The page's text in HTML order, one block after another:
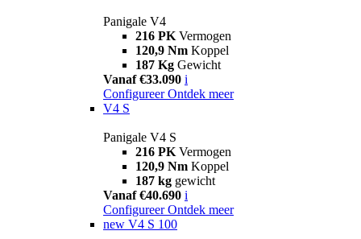
Panigale V4
216 PK Vermogen
120,9 Nm Koppel
187 Kg Gewicht
Vanaf €33.090 i
Configureer Ontdek meer
V4 S
Panigale V4 S
216 PK Vermogen
120,9 Nm Koppel
187 kg gewicht
Vanaf €40.690 i
Configureer Ontdek meer
new V4 S 100